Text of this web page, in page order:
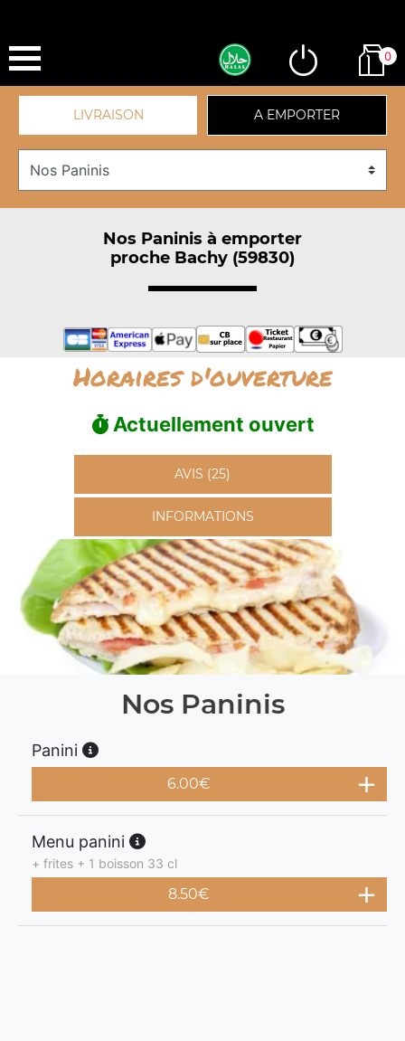
0
LIVRAISON A EMPORTER
Nos Paninis à emporter
proche Bachy (59830)
Horaires d'ouverture
Actuellement ouvert
AVIS (25)
INFORMATIONS
Nos Paninis
Panini
6.00€
Menu panini
+ frites + 1 boisson 33 cl
8.50€